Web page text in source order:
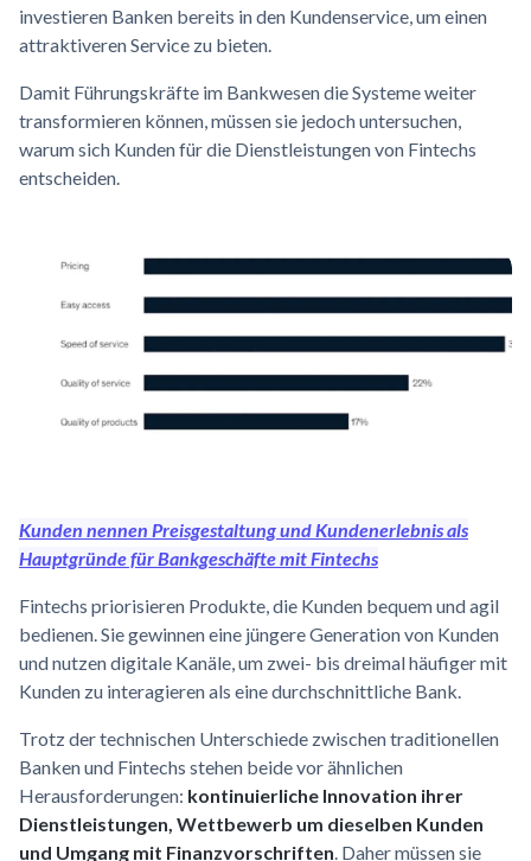
investieren Banken bereits in den Kundenservice, um einen
attraktiveren Service zu bieten.
Damit Führungskräfte im Bankwesen die Systeme weiter
transformieren können, müssen sie jedoch untersuchen,
warum sich Kunden für die Dienstleistungen von Fintechs
entscheiden.
Kunden nennen Preisgestaltung und Kundenerlebnis als
Hauptgründe für Bankgeschäfte mit Fintechs
Fintechs priorisieren Produkte, die Kunden bequem und agil
bedienen. Sie gewinnen eine jüngere Generation von Kunden
und nutzen digitale Kanäle, um zwei- bis dreimal häufiger mit
Kunden zu interagieren als eine durchschnittliche Bank.
Trotz der technischen Unterschiede zwischen traditionellen
Banken und Fintechs stehen beide vor ähnlichen
Herausforderungen: kontinuierliche Innovation ihrer
Dienstleistungen, Wettbewerb um dieselben Kunden
und Umgang mit Finanzvorschriften. Daher müssen sie